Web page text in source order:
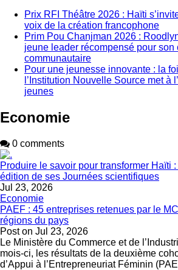
Prix RFI Théâtre 2026 : Haïti
voix de la création francophone
Prim Pou Chanjman 2026 :
jeune leader récompensé pour son
communautaire
Pour une jeunesse innovante : la
l’Institution Nouvelle Source met à
jeunes
Economie
0 comments
Produire le savoir pour transformer Haïti
édition de ses Journées scientifiques
Jul 23, 2026
Economie
PAEF : 45 entreprises retenues par le
régions du pays
Post on Jul 23, 2026
Le Ministère du Commerce et de
mois-ci, les résultats de la deuxième
d’Appui à l’Entrepreneuriat Féminin